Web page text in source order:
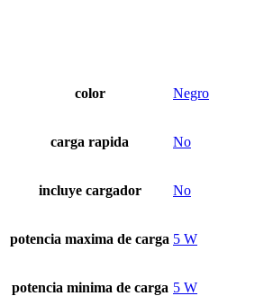
color Negro
carga rapida No
incluye cargador No
potencia maxima de carga 5 W
potencia minima de carga 5 W